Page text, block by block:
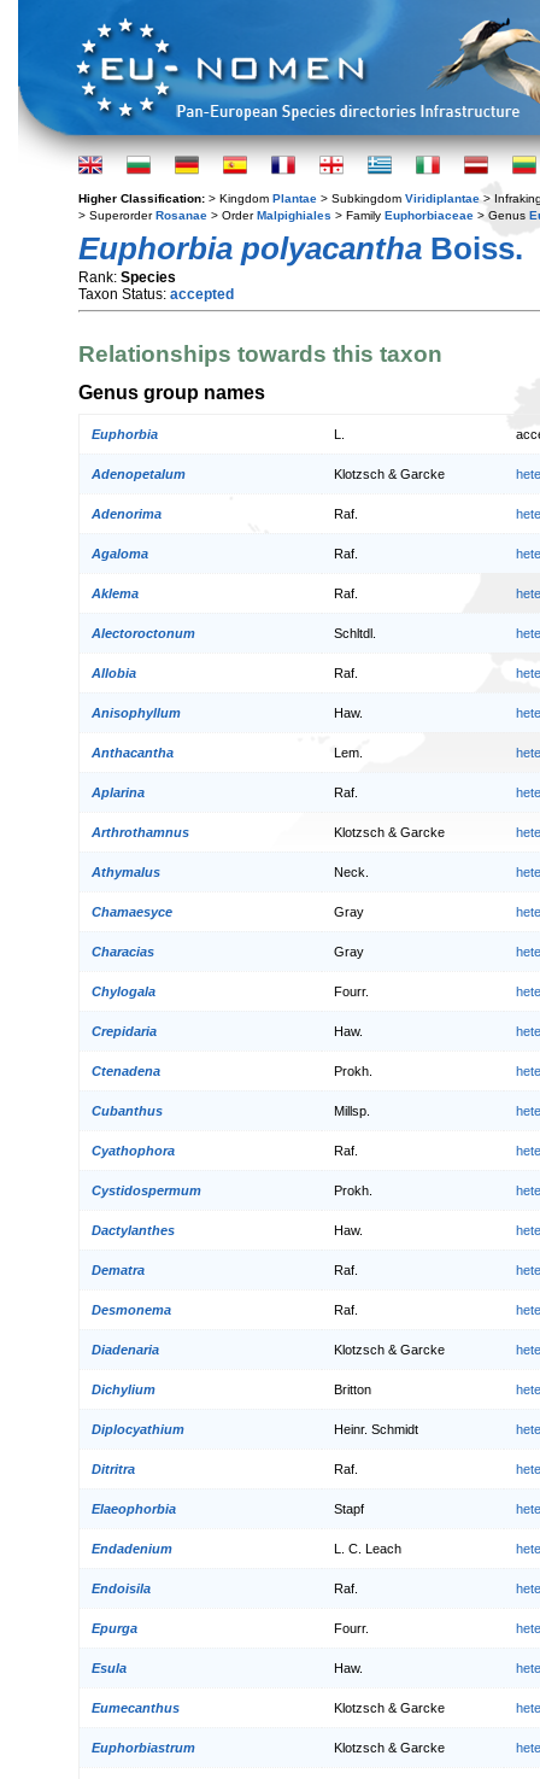
Higher Classification: > Kingdom Plantae > Subkingdom Viridiplantae >
> SuperorderRosanae > OrderMalpighiales > Family Euphorbiaceae > Genus
Euphorbia polyacantha Boiss.
Rank: Species
Taxon Status: accepted
Relationships towards this taxon
Genus group names
Euphorbia
Adenopetalum Klotzsch & Garcke
Adenorima Raf.
Agaloma Raf.
Aklema Raf.
Alectoroctonum Schltdl.
Allobia Raf.
Anisophyllum Haw.
Anthacantha Lem.
Aplarina Raf.
Arthrothamnus Klotzsch & Garcke
Athymalus Neck.
Chamaesyce Gray
Characias Gray
Chylogala Fourr.
Crepidaria Haw.
Ctenadena Prokh.
Cubanthus Millsp.
Cyathophora Raf.
Cystidospermum Prokh.
Dactylanthes Haw.
Dematra Raf.
Desmonema Raf.
Diadenaria Klotzsch & Garcke
Dichylium Britton
Diplocyathium Heinr. Schmidt
Ditritra Raf.
Elaeophorbia Stapf
Endadenium L. C. Leach
Endoisila Raf.
Epurga Fourr.
Esula Haw.
Eumecanthus Klotzsch & Garcke
Euphorbiastrum Klotzsch & Garcke